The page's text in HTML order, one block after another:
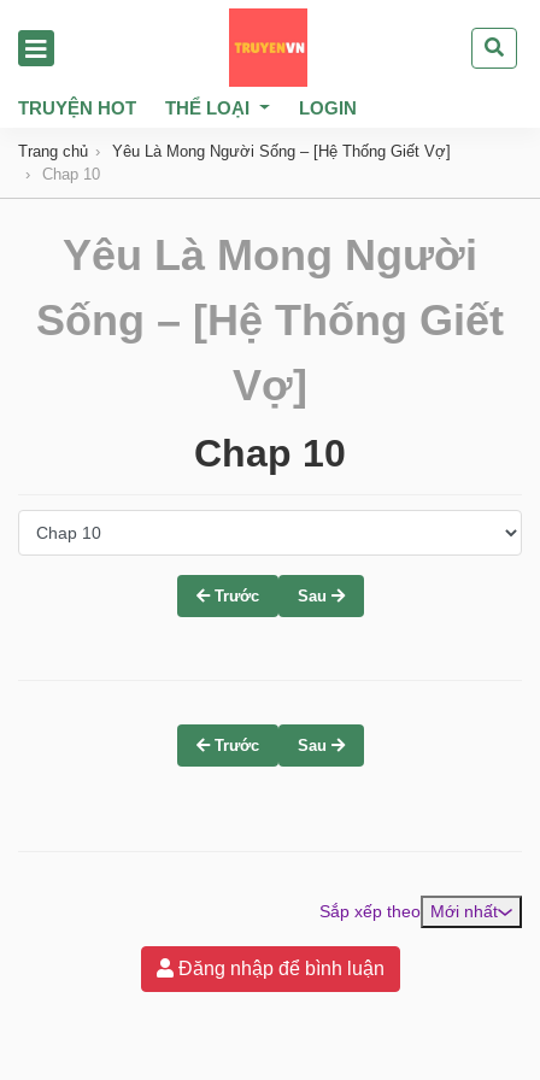
TRUYỆN HOT THỂ LOẠI LOGIN
Trang chủ
Yêu Là Mong Người Sống – [Hệ Thống Giết Vợ]
Chap 10
Yêu Là Mong Người
Sống – [Hệ Thống Giết
Vợ]
Chap 10
Trước Sau
Trước Sau
Sắp xếp theo Mới nhất
Đăng nhập để bình luận